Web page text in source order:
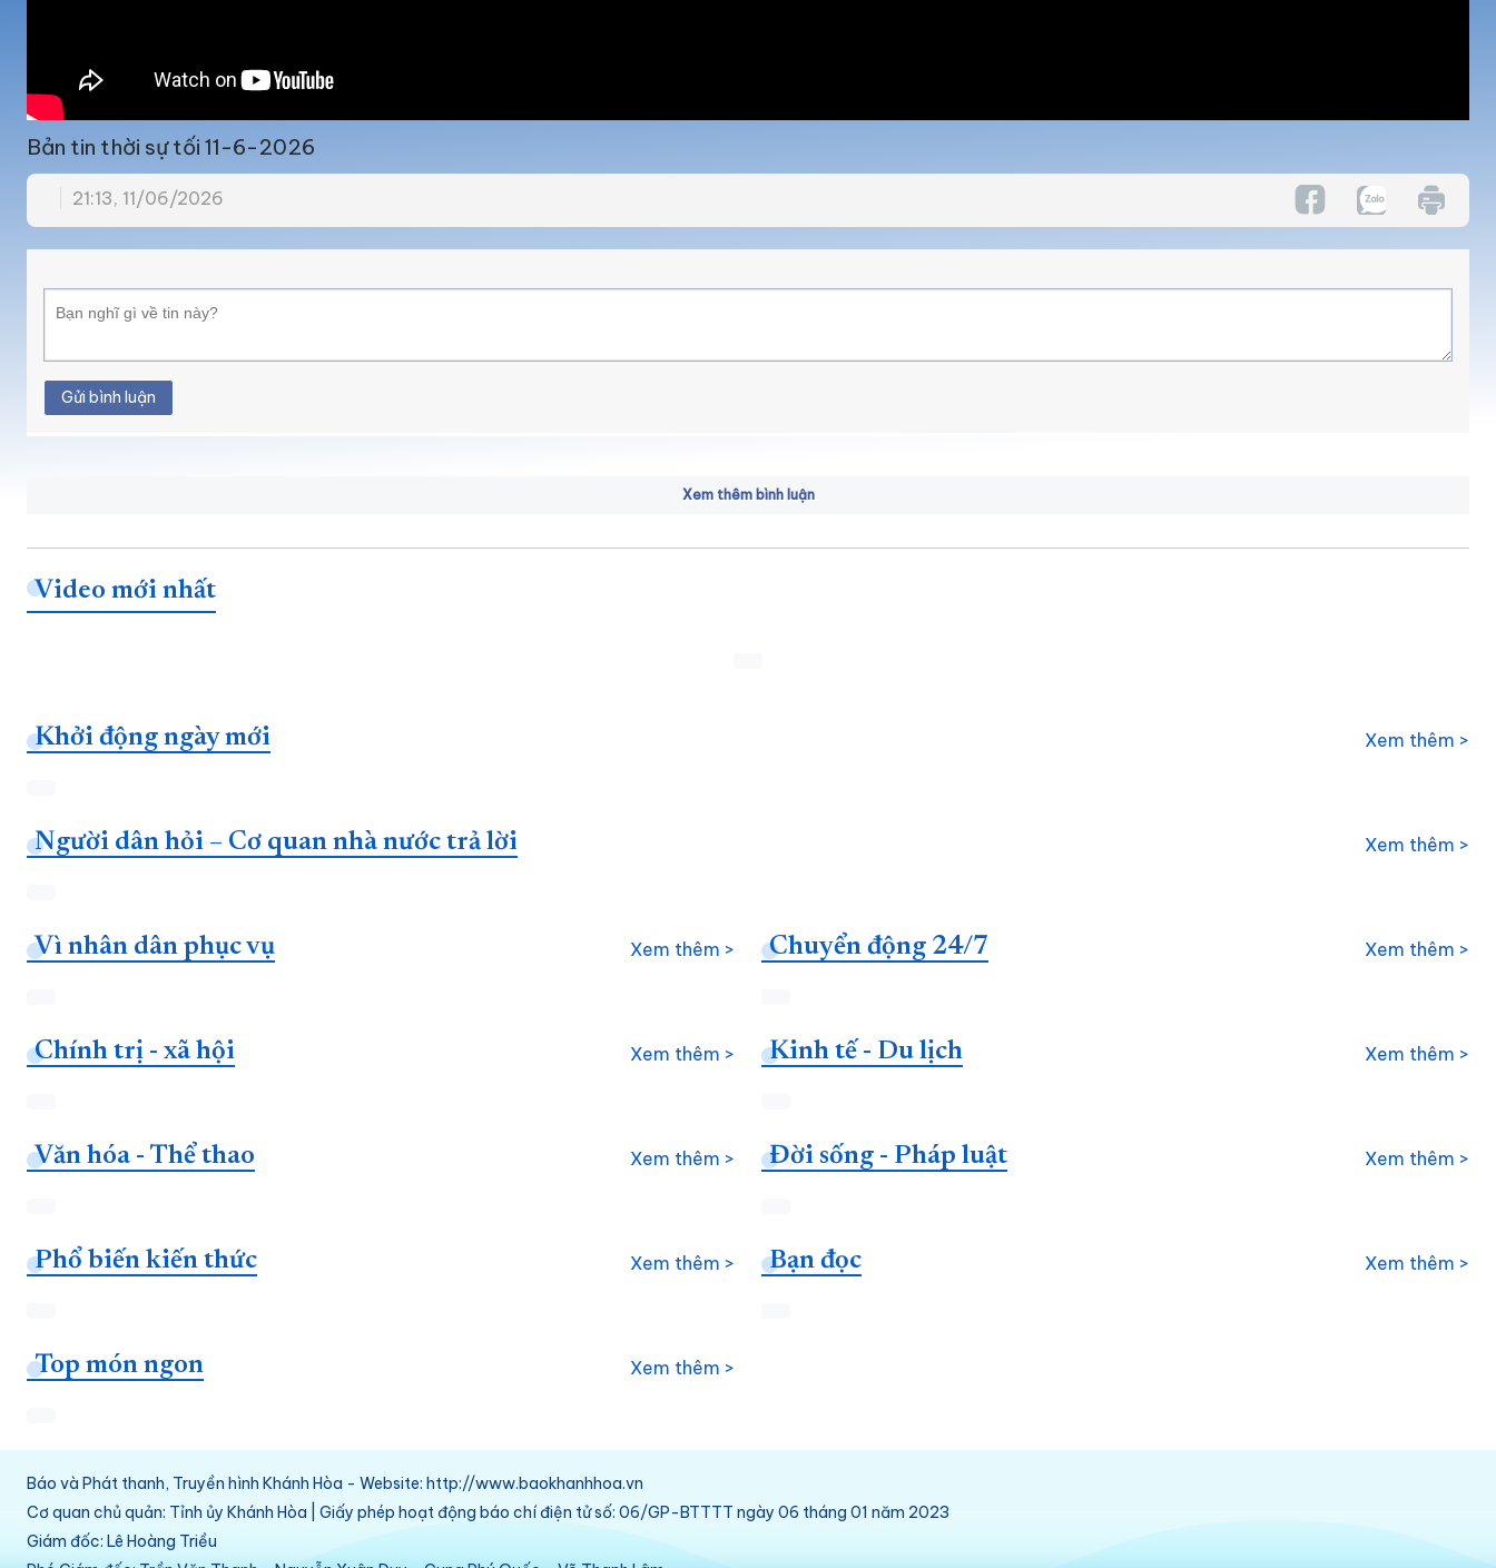
Bản tin thời sự tối 11-6-2026
21:13, 11/06/2026
Gửi bình luận
Xem thêm bình luận
Video mới nhất
Khởi động ngày mới Xem thêm >
Người dân hỏi – Cơ quan nhà nước trả lời Xem thêm >
Vì nhân dân phục vụ Xem thêm > Chuyển động 24/7 Xem thêm >
Chính trị - xã hội Xem thêm > Kinh tế - Du lịch Xem thêm >
Văn hóa - Thể thao Xem thêm > Đời sống - Pháp luật Xem thêm >
Phổ biến kiến thức Xem thêm > Bạn đọc Xem thêm >
Top món ngon Xem thêm >
Báo và Phát thanh, Truyền hình Khánh Hòa - Website: http://www.baokhanhhoa.vn
Cơ quan chủ quản: Tỉnh ủy Khánh Hòa | Giấy phép hoạt động báo chí điện tử số: 06/GP-BTTTT ngày 06 tháng 01 năm 2023
Giám đốc: Lê Hoàng Triều